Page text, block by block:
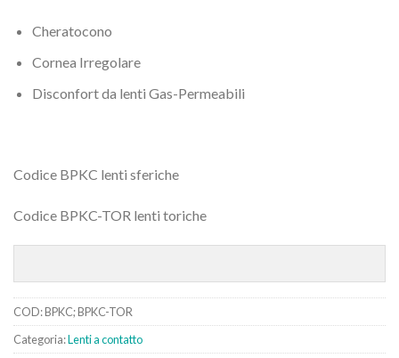
Cheratocono
Cornea Irregolare
Disconfort da lenti Gas-Permeabili
Codice BPKC lenti sferiche
Codice BPKC-TOR lenti toriche
COD:BPKC; BPKC-TOR
Categoria:Lenti a contatto